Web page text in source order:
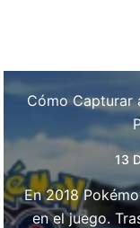
Cómo Capturar
13
En 2018
en el juego.